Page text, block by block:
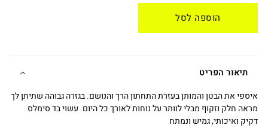
הוספה לסל
תיאור הפריט
איספי את הבטן והמותן בעזרת התחתון הרך והנושם. בגזרה גבוהה שתיתן לך
מראה חלק וזקוף מבלי לוותר על נוחות לאורך כל היום. עשוי בד סימלס
דקיק ואיכותי, גמיש ונמתח